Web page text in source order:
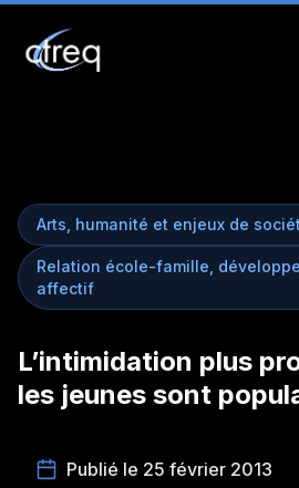
Arts, humanité et enjeux de
Relation école-famille,
affectif
L’intimidation plus
les jeunes sont
Publié le 25 février 2013